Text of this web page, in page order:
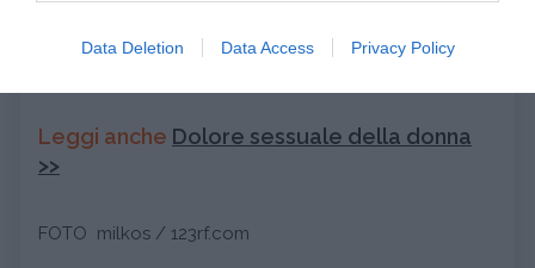
Data Deletion Data Access Privacy Policy
singolo o unica coppia, che è unico, inimitabile e
Leggi anche Dolore sessuale della donna
>>
FOTO milkos / 123rf.com